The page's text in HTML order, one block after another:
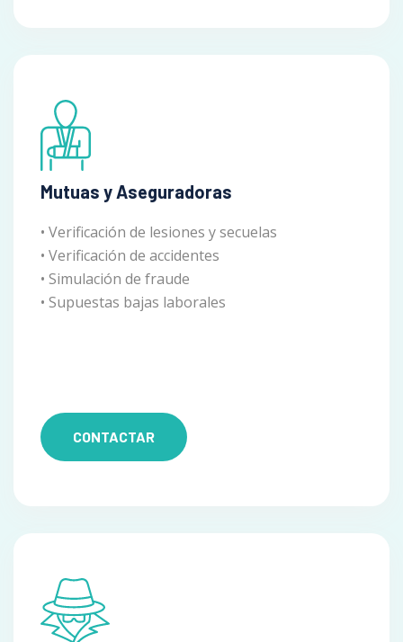
Mutuas y Aseguradoras
• Verificación de lesiones y secuelas
• Verificación de accidentes
• Simulación de fraude
• Supuestas bajas laborales
CONTACTAR